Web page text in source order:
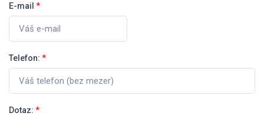
E-mail *
Telefon: *
Dotaz: *